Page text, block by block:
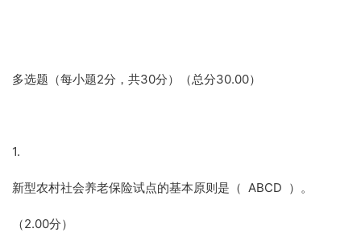
多选题（每小题2分，共30分）（总分30.00）
1.
新型农村社会养老保险试点的基本原则是（ ABCD ）。
（2.00分）